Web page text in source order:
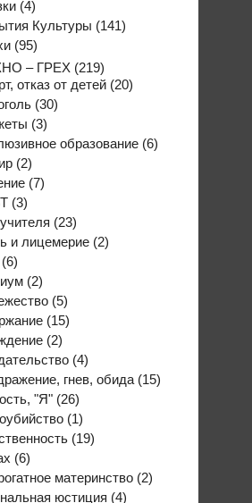
(4)
Культуры (141)
(95)
– ГРЕХ (219)
отказ от детей (20)
(30)
(3)
образование (6)
(2)
(7)
(3)
(23)
и лицемерие (2)
(6)
(2)
(5)
(15)
(2)
(4)
гнев, обида (15)
"Я" (26)
(1)
(19)
(6)
материнство (2)
юстиция (4)